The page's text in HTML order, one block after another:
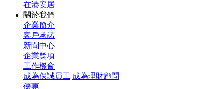
在港安居
關於我們
企業簡介
客戶承諾
新聞中心
企業獎項
工作機會
成為保誠員工 成為理財顧問
優惠